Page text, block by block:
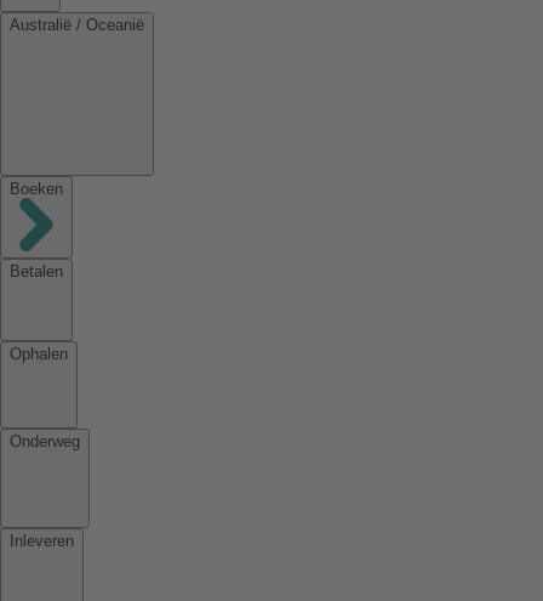
Australië / Oceanië
Boeken
Betalen
Ophalen
Onderweg
Inleveren